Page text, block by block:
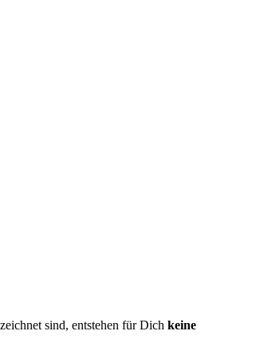
sind, entstehen für Dich keine